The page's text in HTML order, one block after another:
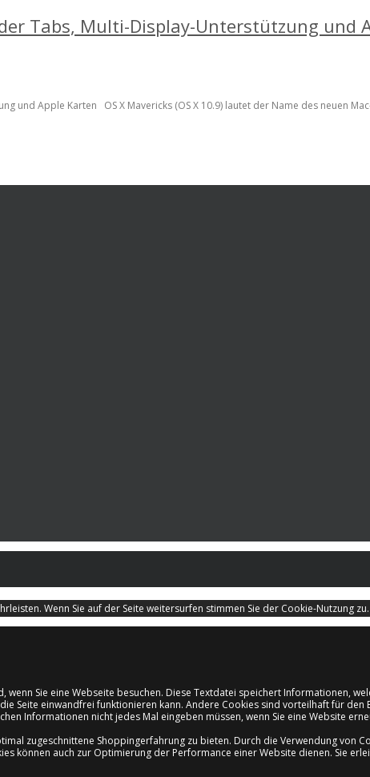
Tabs, Multi-Display-Unterstützung und
und Apple Karten OS X Mavericks (OS X 10.9) lautet der Name des neuen
Wenn Sie auf der Seite weitersurfen stimmen Sie der Cookie-Nutzung zu.
Sie eine Webseite besuchen. Diese Textdatei speichert Informationen,
Seite einwandfrei funktionieren kann. Andere Cookies sind vorteilhaft für
Informationen nicht jedes Mal eingeben müssen, wenn Sie eine Website
zugeschnittene Shoppingerfahrung zu bieten. Durch die Verwendung von
können auch zur Optimierung der Performance einer Website dienen. Sie